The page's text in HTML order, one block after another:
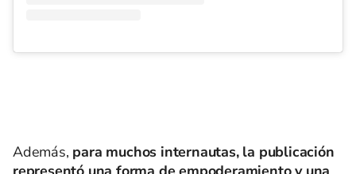
Además, para muchos internautas, la publicación